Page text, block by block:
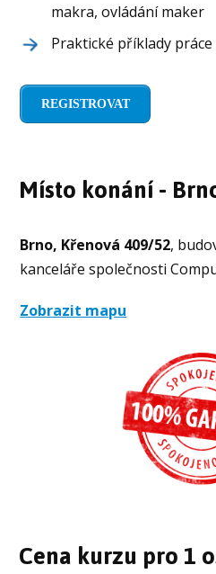
makra, ovládání maker
Praktické příklady
REGISTROVAT
Místo konání -
Brno, Křenová 409/52,
kanceláře společnosti
Zobrazit mapu
Cena kurzu pro 1